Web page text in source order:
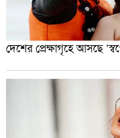
দেশের প্রেক্ষাগৃহে আসছে